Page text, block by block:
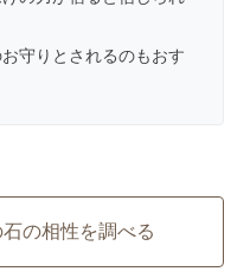
守りとされるのもおす
の相性を調べる